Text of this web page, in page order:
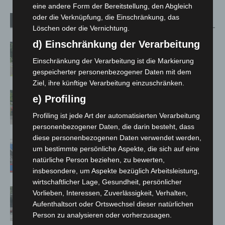
Verwandte Artikel Mehr vom Autor
Brand im „Haus der Begegnung“ in
Neuwarmbüchen schnell eingedämmt
Region Hannover: 21 neue
Notfallsanitäter starten beim Roten
Kreuz
Mann läuft mit Hockeyschläger über
A7 – Polizei sucht Zeugen
Gasleitung bei McDonald’s-Umbau in
Langenhagen beschädigt
eine andere Form der Bereitstellung, den Abgleich
oder die Verknüpfung, die Einschränkung, das
Löschen oder die Vernichtung.
d) Einschränkung der Verarbeitung
Einschränkung der Verarbeitung ist die Markierung
gespeicherter personenbezogener Daten mit dem
Ziel, ihre künftige Verarbeitung einzuschränken.
e) Profiling
Profiling ist jede Art der automatisierten Verarbeitung
personenbezogener Daten, die darin besteht, dass
diese personenbezogenen Daten verwendet werden,
um bestimmte persönliche Aspekte, die sich auf eine
natürliche Person beziehen, zu bewerten,
insbesondere, um Aspekte bezüglich Arbeitsleistung,
wirtschaftlicher Lage, Gesundheit, persönlicher
Vorlieben, Interessen, Zuverlässigkeit, Verhalten,
Aufenthaltsort oder Ortswechsel dieser natürlichen
Person zu analysieren oder vorherzusagen.